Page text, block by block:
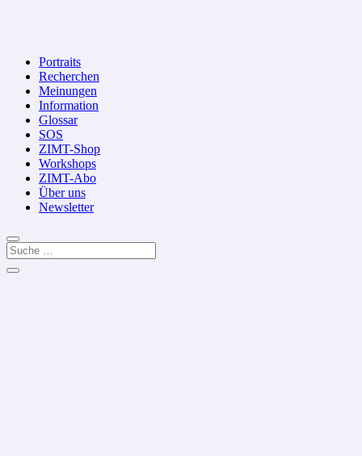
Portraits
Recherchen
Meinungen
Information
Glossar
SOS
ZIMT-Shop
Workshops
ZIMT-Abo
Über uns
Newsletter